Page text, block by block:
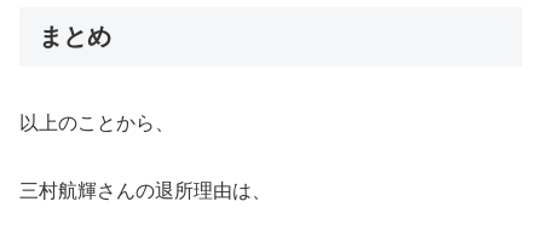
まとめ
以上のことから、
三村航輝さんの退所理由は、